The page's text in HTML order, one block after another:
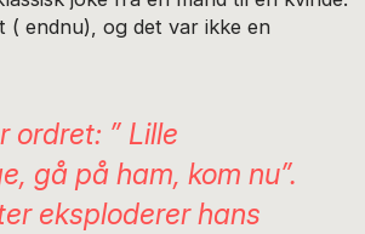
( endnu), og det var ikke en
ordret: ” Lille
gå på ham, kom nu”.
eksploderer hans